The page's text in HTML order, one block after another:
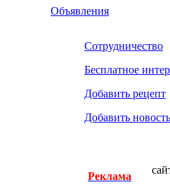
Объявления
Сотрудничество
Бесплатное
Добавить рецепт
Добавить
Реклама